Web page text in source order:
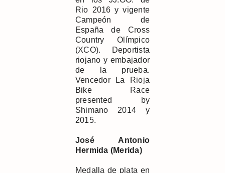
Rio 2016 y vigente
Campeón de
España de Cross
Country Olímpico
(XCO). Deportista
riojano y embajador
de la prueba.
Vencedor La Rioja
Bike Race
presented by
Shimano 2014 y
2015.
José Antonio
Hermida (Merida)
Medalla de plata en